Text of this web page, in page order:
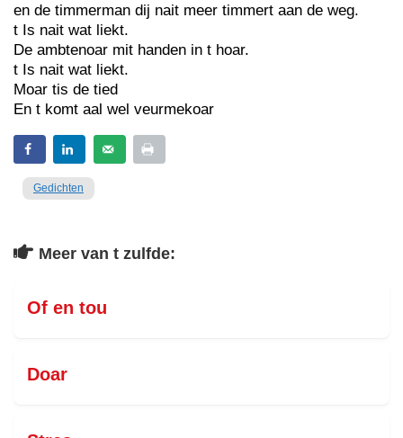
en de timmerman dij nait meer timmert aan de weg.
t Is nait wat liekt.
De ambtenoar mit handen in t hoar.
t Is nait wat liekt.
Moar tis de tied
En t komt aal wel veurmekoar
Gedichten
Meer van t zulfde:
Of en tou
Doar